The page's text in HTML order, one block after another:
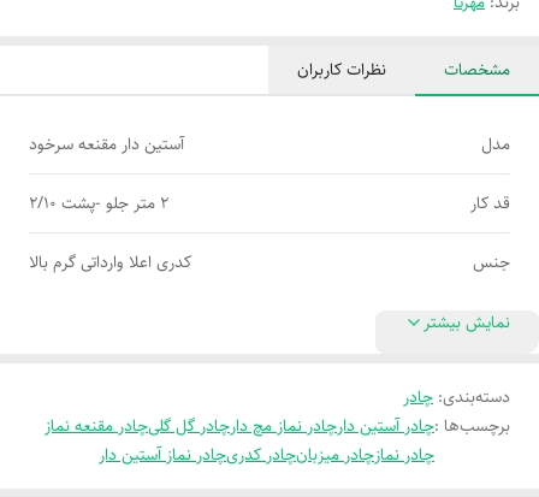
مشخصات نظرات کاربران
مدل آستین دار مقنعه سرخود
قد کار 2 متر جلو -پشت 2/10
جنس کدری اعلا وارداتی گرم بالا
نمایش بیشتر
دسته‌بندی: چادر
برچسب‌ها :چادر آستین دارچادر نماز مچ دارچادر گل گلیچادر مقنعه نماز
چادر نمازچادر میزبانچادر کدریچادر نماز آستین دار